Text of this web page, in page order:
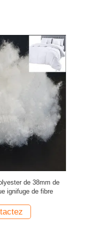
de 38mm de
ignifuge de fibre